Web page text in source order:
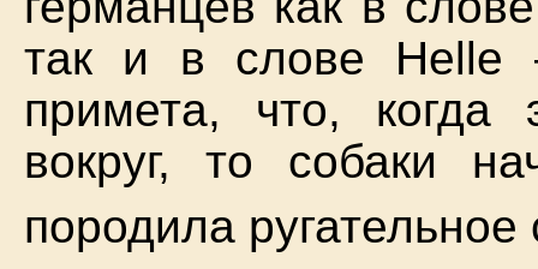
так и в слове Helle
примета, что,
вокруг, то собаки
породила